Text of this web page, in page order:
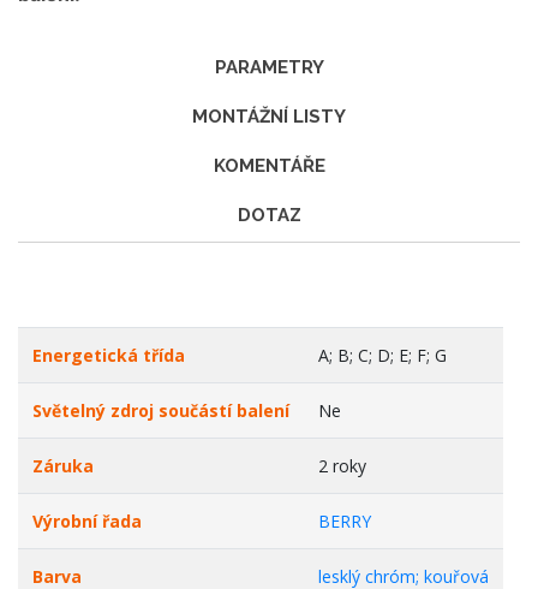
PARAMETRY
MONTÁŽNÍ LISTY
KOMENTÁŘE
DOTAZ
Energetická třída A; B; C; D; E; F; G
Světelný zdroj součástí balení Ne
Záruka 2 roky
Výrobní řada BERRY
Barva lesklý chróm; kouřová